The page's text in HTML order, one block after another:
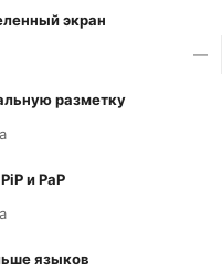
экран
—
разметку
и PaP
языков